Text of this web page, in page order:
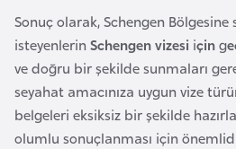
Sonuç olarak, Schengen
isteyenlerinSchengen vizesi içing
ve doğru bir şekilde sunmaları
seyahat amacınıza uygun vize
belgeleri eksiksiz bir şekilde
olumlu sonuçlanması için
k